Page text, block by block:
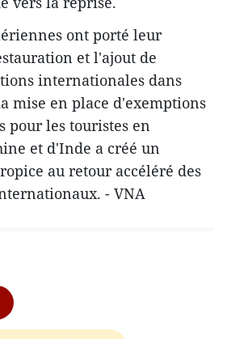
ont porté leur
et l'ajout de
internationales dans
mise en place d'exemptions
pour les touristes en
et d'Inde a créé un
au retour accéléré des
- VNA